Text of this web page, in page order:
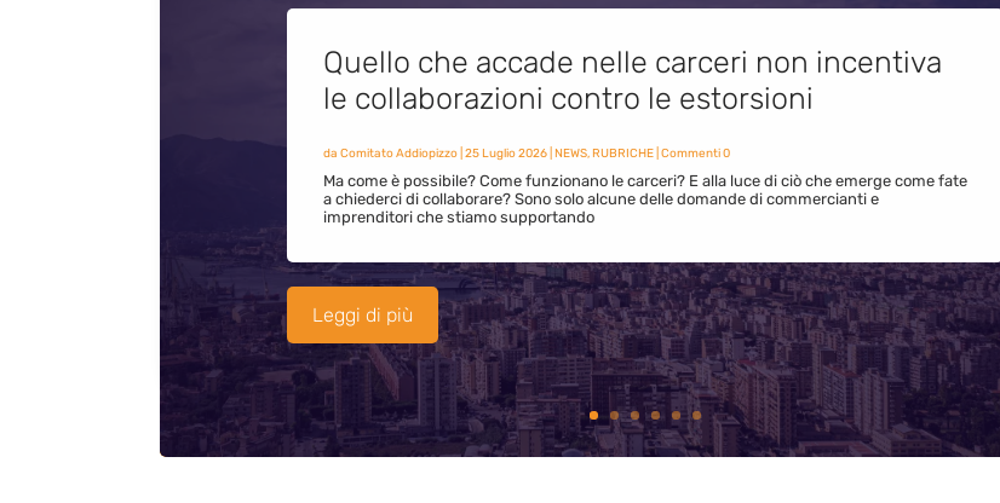
Quello che accade nelle carceri non incentiva
le collaborazioni contro le estorsioni
da Comitato Addiopizzo| 25 Luglio 2026| NEWS,RUBRICHE| Commenti 0
Ma come è possibile? Come funzionano le carceri? E alla luce di ciò che emerge come fate
a chiederci di collaborare? Sono solo alcune delle domande di commercianti e
imprenditori che stiamo supportando
Leggi di più